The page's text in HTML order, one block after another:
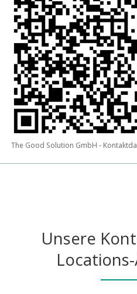
The Good Solution GmbH -
Unsere